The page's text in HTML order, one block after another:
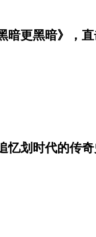
暗更黑暗》，
忆划时代的传